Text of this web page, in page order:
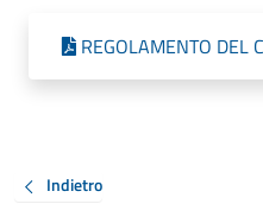
REGOLAMENTO DEL
Indietro